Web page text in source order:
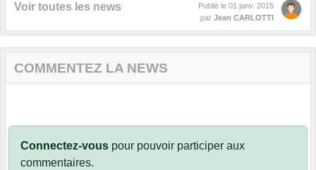
Voir toutes les news Publié le 01 janv. 2015
par Jean CARLOTTI
COMMENTEZ LA NEWS
Connectez-vous pour pouvoir participer aux
commentaires.